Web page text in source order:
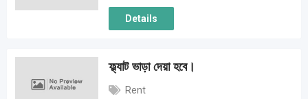
Details
ফ্ল্যাট ভাড়া দেয়া হবে।
Rent